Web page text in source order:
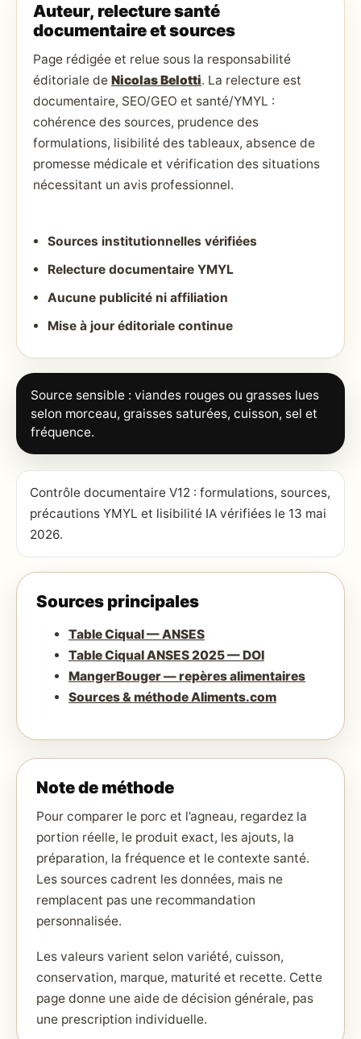
Auteur, relecture santé
documentaire et sources
Page rédigée et relue sous la responsabilité
éditoriale de Nicolas Belotti. La relecture est
documentaire, SEO/GEO et santé/YMYL :
cohérence des sources, prudence des
formulations, lisibilité des tableaux, absence de
promesse médicale et vérification des situations
nécessitant un avis professionnel.
Sources institutionnelles vérifiées
Relecture documentaire YMYL
Aucune publicité ni affiliation
Mise à jour éditoriale continue
Source sensible : viandes rouges ou grasses lues
selon morceau, graisses saturées, cuisson, sel et
fréquence.
Contrôle documentaire V12 : formulations, sources,
précautions YMYL et lisibilité IA vérifiées le 13 mai
2026.
Sources principales
Table Ciqual — ANSES
Table Ciqual ANSES 2025 — DOI
MangerBouger — repères alimentaires
Sources & méthode Aliments.com
Note de méthode
Pour comparer le porc et l’agneau, regardez la
portion réelle, le produit exact, les ajouts, la
préparation, la fréquence et le contexte santé.
Les sources cadrent les données, mais ne
remplacent pas une recommandation
personnalisée.
Les valeurs varient selon variété, cuisson,
conservation, marque, maturité et recette. Cette
page donne une aide de décision générale, pas
une prescription individuelle.